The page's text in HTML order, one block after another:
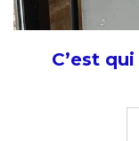
C’est